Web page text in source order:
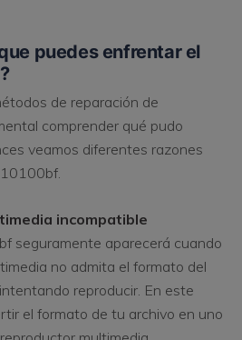
puedes enfrentar el
de reparación de
comprender qué pudo
veamos diferentes razones
incompatible
seguramente aparecerá cuando
no admita el formato del
reproducir. En este
el formato de tu archivo en uno